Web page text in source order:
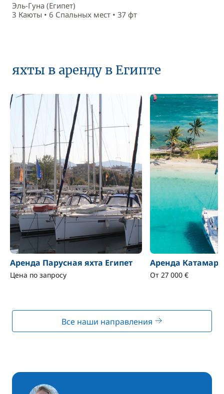
Эль-Гуна (Египет)
3 Каюты • 6 Спальныx мест • 37 фт
яхты в аренду в Египте
Аренда Парусная яхта Египет
Цена по запросу
Аренда
От 27 000 €
Все наши направления